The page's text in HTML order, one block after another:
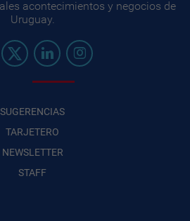
acontecimientos y negocios de
Uruguay.
SUGERENCIAS
TARJETERO
NEWSLETTER
STAFF